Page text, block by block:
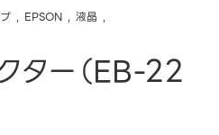
EPSON
液晶
ター（EB-22